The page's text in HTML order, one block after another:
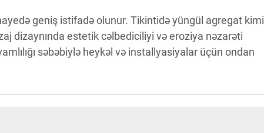
geniş istifadə olunur. Tikintidə yüngül agregat kimi
dizaynında estetik cəlbediciliyi və eroziya nəzarəti
səbəbiylə heykəl və installyasiyalar üçün ondan